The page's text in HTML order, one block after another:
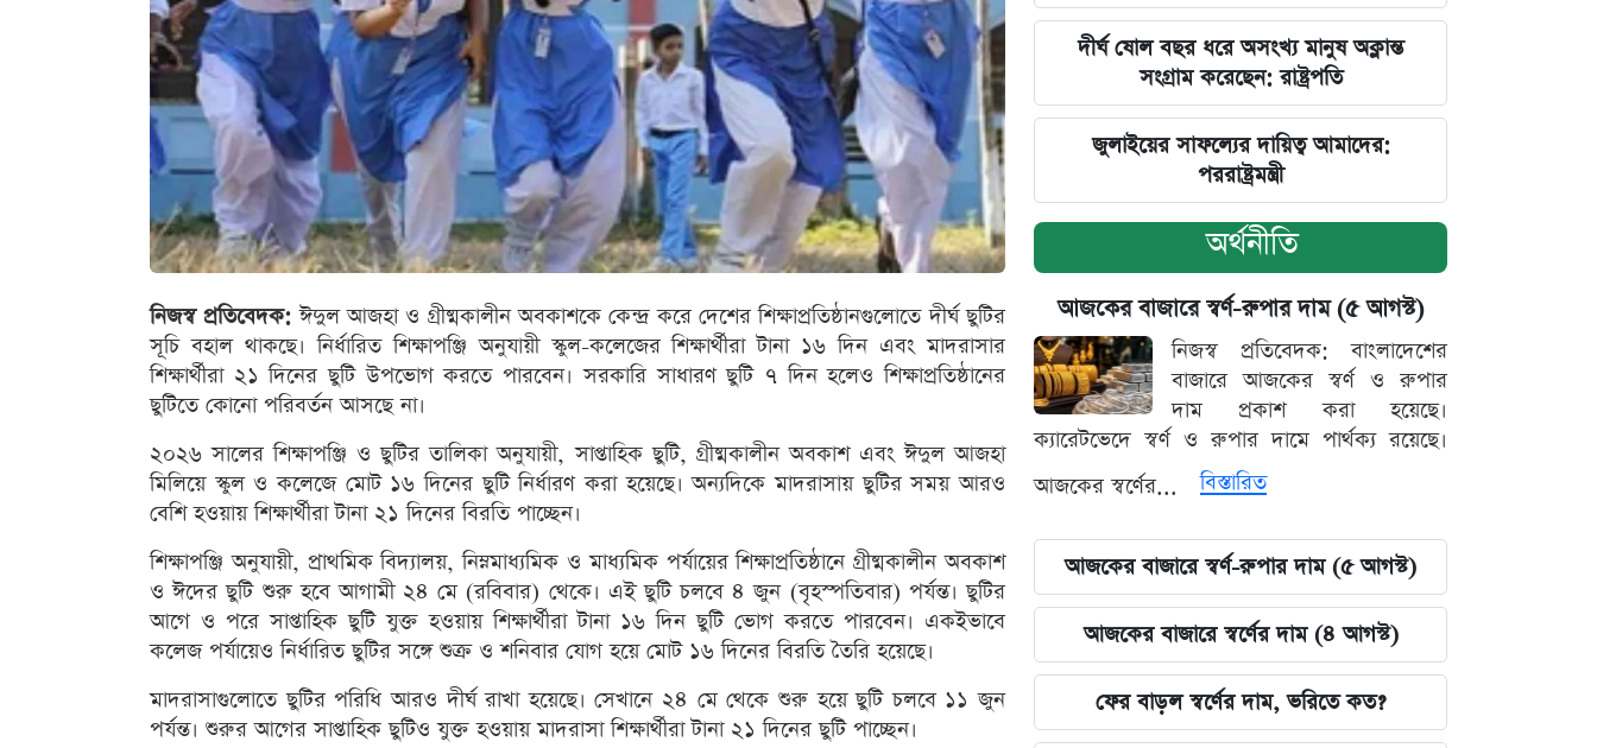
নিজস্ব প্রতিবেদক: ঈদুল আজহা ও গ্রীষ্মকালীন অবকাশকে কেন্দ্র করে দেশের শিক্ষাপ্রতিষ্ঠানগুলোতে দীর্ঘ ছুটির
সূচি বহাল থাকছে। নির্ধারিত শিক্ষাপঞ্জি অনুযায়ী স্কুল-কলেজের শিক্ষার্থীরা টানা ১৬ দিন এবং মাদরাসার
শিক্ষার্থীরা ২১ দিনের ছুটি উপভোগ করতে পারবেন। সরকারি সাধারণ ছুটি ৭ দিন হলেও শিক্ষাপ্রতিষ্ঠানের
ছুটিতে কোনো পরিবর্তন আসছে না।
২০২৬ সালের শিক্ষাপঞ্জি ও ছুটির তালিকা অনুযায়ী, সাপ্তাহিক ছুটি, গ্রীষ্মকালীন অবকাশ এবং ঈদুল আজহা
মিলিয়ে স্কুল ও কলেজে মোট ১৬ দিনের ছুটি নির্ধারণ করা হয়েছে। অন্যদিকে মাদরাসায় ছুটির সময় আরও
বেশি হওয়ায় শিক্ষার্থীরা টানা ২১ দিনের বিরতি পাচ্ছেন।
শিক্ষাপঞ্জি অনুযায়ী, প্রাথমিক বিদ্যালয়, নিম্নমাধ্যমিক ও মাধ্যমিক পর্যায়ের শিক্ষাপ্রতিষ্ঠানে গ্রীষ্মকালীন অবকাশ
ও ঈদের ছুটি শুরু হবে আগামী ২৪ মে (রবিবার) থেকে। এই ছুটি চলবে ৪ জুন (বৃহস্পতিবার) পর্যন্ত। ছুটির
আগে ও পরে সাপ্তাহিক ছুটি যুক্ত হওয়ায় শিক্ষার্থীরা টানা ১৬ দিন ছুটি ভোগ করতে পারবেন। একইভাবে
কলেজ পর্যায়েও নির্ধারিত ছুটির সঙ্গে শুক্র ও শনিবার যোগ হয়ে মোট ১৬ দিনের বিরতি তৈরি হয়েছে।
মাদরাসাগুলোতে ছুটির পরিধি আরও দীর্ঘ রাখা হয়েছে। সেখানে ২৪ মে থেকে শুরু হয়ে ছুটি চলবে ১১ জুন
পর্যন্ত। শুরুর আগের সাপ্তাহিক ছুটিও যুক্ত হওয়ায় মাদরাসা শিক্ষার্থীরা টানা ২১ দিনের ছুটি পাচ্ছেন।
দীর্ঘ ষোল বছর ধরে অসংখ্য মানুষ অক্লান্ত
সংগ্রাম করেছেন: রাষ্ট্রপতি
জুলাইয়ের সাফল্যের দায়িত্ব আমাদের:
পররাষ্ট্রমন্ত্রী
অর্থনীতি
আজকের বাজারে স্বর্ণ-রুপার দাম (৫ আগস্ট)
নিজস্ব প্রতিবেদক: বাংলাদেশের
বাজারে আজকের স্বর্ণ ও রুপার
দাম প্রকাশ করা হয়েছে।
ক্যারেটভেদে স্বর্ণ ও রুপার দামে পার্থক্য রয়েছে।
আজকের স্বর্ণের...
বিস্তারিত
আজকের বাজারে স্বর্ণ-রুপার দাম (৫ আগস্ট)
আজকের বাজারে স্বর্ণের দাম (৪ আগস্ট)
ফের বাড়ল স্বর্ণের দাম, ভরিতে কত?